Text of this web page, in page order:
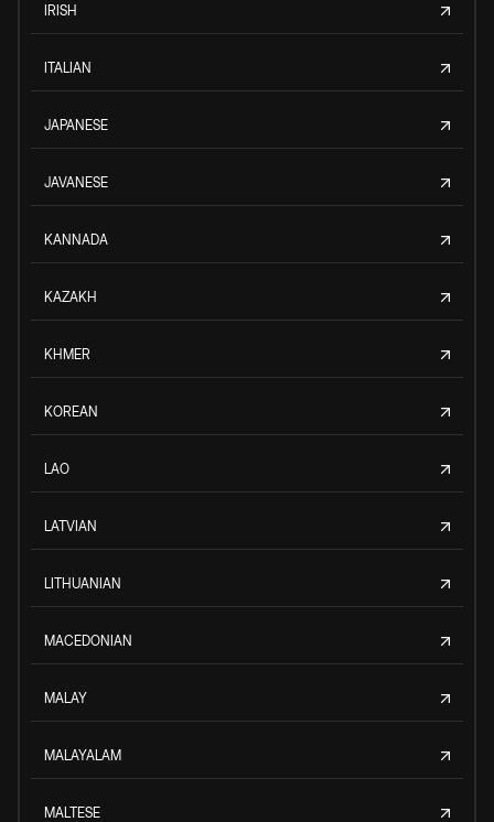
IRISH
ITALIAN
JAPANESE
JAVANESE
KANNADA
KAZAKH
KHMER
KOREAN
LAO
LATVIAN
LITHUANIAN
MACEDONIAN
MALAY
MALAYALAM
MALTESE